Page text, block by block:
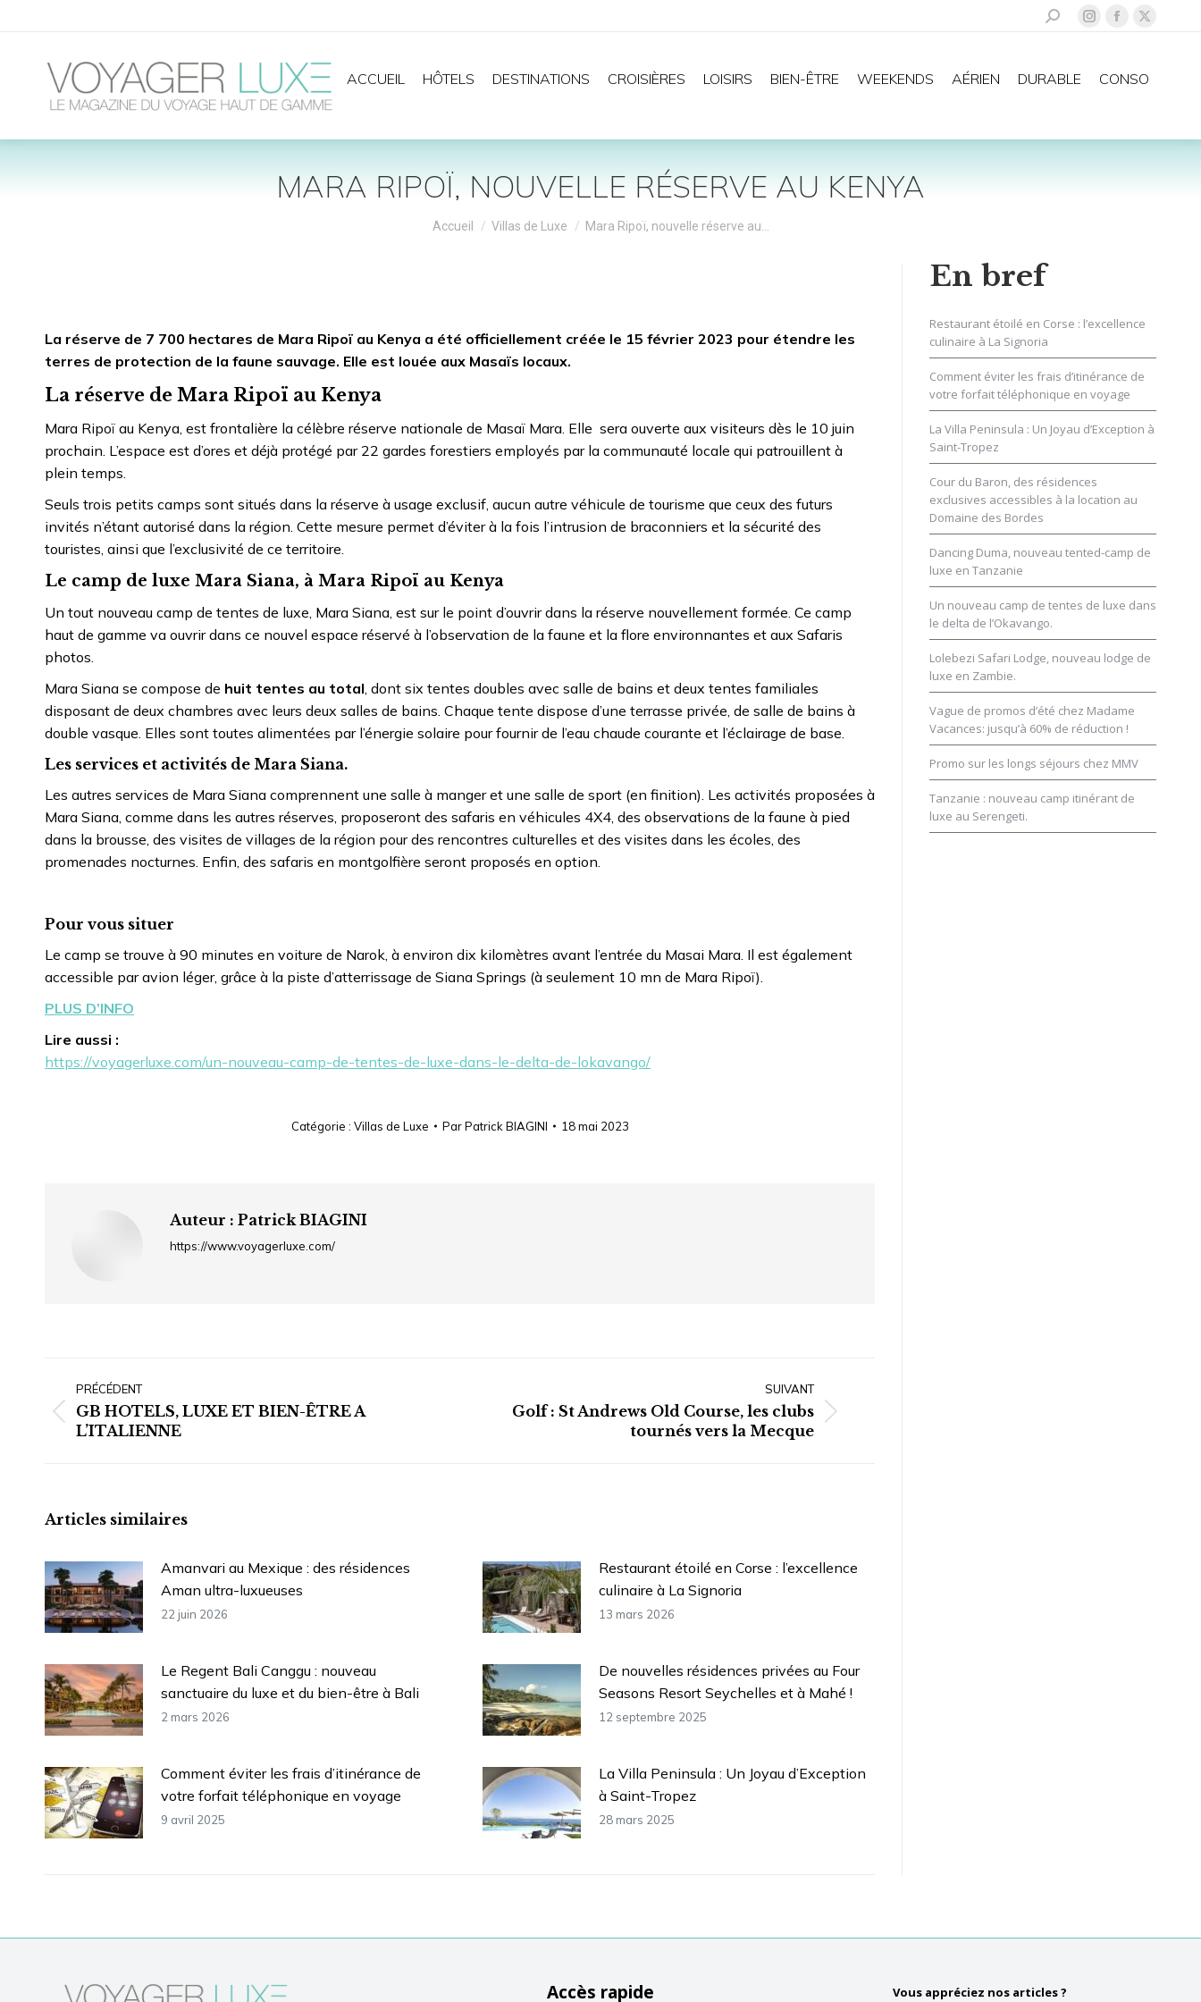
Recherche
La
Instagram
une
La
Facebook
une
La
X
une
ACCUEIL HÔTELS DESTINATIONS CROISIÈRES LOISIRS BIEN-ÊTRE WEEKENDS AÉRIEN DURABLE CONSO
MARA RIPOÏ, NOUVELLE RÉSERVE AU KENYA
Vous êtes ici :
Accueil Villas de Luxe Mara Ripoï, nouvelle réserve au…
La réserve de 7 700 hectares de Mara Ripoï au Kenya a été officiellement créée le 15 février 2023 pour étendre les
terres de protection de la faune sauvage. Elle est louée aux Masaïs locaux.
La réserve de Mara Ripoï au Kenya
Mara Ripoï au Kenya, est frontalière la célèbre réserve nationale de Masaï Mara. Elle sera ouverte aux visiteurs dès le 10 juin
prochain. L’espace est d’ores et déjà protégé par 22 gardes forestiers employés par la communauté locale qui patrouillent à
plein temps.
Seuls trois petits camps sont situés dans la réserve à usage exclusif, aucun autre véhicule de tourisme que ceux des futurs
invités n’étant autorisé dans la région. Cette mesure permet d’éviter à la fois l’intrusion de braconniers et la sécurité des
touristes, ainsi que l’exclusivité de ce territoire.
Le camp de luxe Mara Siana, à Mara Ripoï au Kenya
Un tout nouveau camp de tentes de luxe, Mara Siana, est sur le point d’ouvrir dans la réserve nouvellement formée. Ce camp
haut de gamme va ouvrir dans ce nouvel espace réservé à l’observation de la faune et la flore environnantes et aux Safaris
photos.
Mara Siana se compose de huit tentes au total, dont six tentes doubles avec salle de bains et deux tentes familiales
disposant de deux chambres avec leurs deux salles de bains. Chaque tente dispose d’une terrasse privée, de salle de bains à
double vasque. Elles sont toutes alimentées par l’énergie solaire pour fournir de l’eau chaude courante et l’éclairage de base.
Les services et activités de Mara Siana.
Les autres services de Mara Siana comprennent une salle à manger et une salle de sport (en finition). Les activités proposées à
Mara Siana, comme dans les autres réserves, proposeront des safaris en véhicules 4X4, des observations de la faune à pied
dans la brousse, des visites de villages de la région pour des rencontres culturelles et des visites dans les écoles, des
promenades nocturnes. Enfin, des safaris en montgolfière seront proposés en option.
Pour vous situer
Le camp se trouve à 90 minutes en voiture de Narok, à environ dix kilomètres avant l’entrée du Masai Mara. Il est également
accessible par avion léger, grâce à la piste d’atterrissage de Siana Springs (à seulement 10 mn de Mara Ripoï).
PLUS D’INFO
Lire aussi :
https://voyagerluxe.com/un-nouveau-camp-de-tentes-de-luxe-dans-le-delta-de-lokavango/
Catégorie : Villas de Luxe ParPatrick BIAGINI 18 mai 2023
Auteur : Patrick BIAGINI
https://www.voyagerluxe.com/
articlePRÉCÉDENT
Article
GB HOTELS, LUXE ET BIEN-ÊTRE A
L’ITALIENNE
SUIVANT
ArticleGolf : St Andrews Old Course, les clubs
tournés vers la Mecque
Articles similaires
Amanvari au Mexique : des résidences
Aman ultra-luxueuses
22 juin 2026
Restaurant étoilé en Corse : l’excellence
culinaire à La Signoria
13 mars 2026
Le Regent Bali Canggu : nouveau
sanctuaire du luxe et du bien-être à Bali
2 mars 2026
De nouvelles résidences privées au Four
Seasons Resort Seychelles et à Mahé !
12 septembre 2025
Comment éviter les frais d’itinérance de
votre forfait téléphonique en voyage
9 avril 2025
La Villa Peninsula : Un Joyau d’Exception
à Saint-Tropez
28 mars 2025
En bref
Restaurant étoilé en Corse : l’excellence
culinaire à La Signoria
Comment éviter les frais d’itinérance de
votre forfait téléphonique en voyage
La Villa Peninsula : Un Joyau d’Exception à
Saint-Tropez
Cour du Baron, des résidences
exclusives accessibles à la location au
Domaine des Bordes
Dancing Duma, nouveau tented-camp de
luxe en Tanzanie
Un nouveau camp de tentes de luxe dans
le delta de l’Okavango.
Lolebezi Safari Lodge, nouveau lodge de
luxe en Zambie.
Vague de promos d’été chez Madame
Vacances: jusqu’à 60% de réduction !
Promo sur les longs séjours chez MMV
Tanzanie : nouveau camp itinérant de
luxe au Serengeti.
Accès rapide Vous appréciez nos articles ?